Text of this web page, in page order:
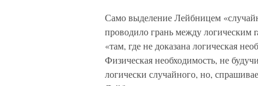
Само выделение Лейбницем
проводило грань между логическим
«там, где не доказана логическая
Физическая необходимость, не
логически случайного, но,